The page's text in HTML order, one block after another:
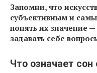
Запомни, что
субъективным и
понять их значение
задавать себе
Что означает